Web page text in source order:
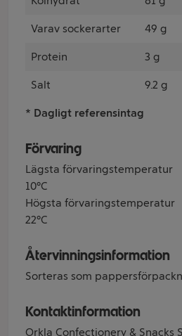
Varav sockerarter 49 g
Protein 3 g
Salt 9.2 g
* Dagligt referensintag
Förvaring
Lägsta förvaringstemperatur
10°C
Högsta förvaringstemperatur
22°C
Återvinningsinformation
Sorteras som
Kontaktinformation
Orkla Confectionery & Snacks